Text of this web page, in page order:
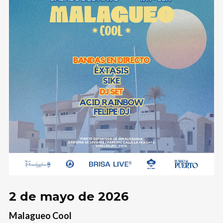
2 de mayo de 2026
Malagueo Cool